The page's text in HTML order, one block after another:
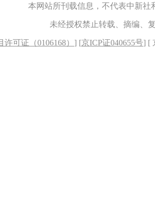
本网站所刊载信息，不代表中新
未经授权禁止转载、摘编、
可证（0106168） ] [京ICP证040655号] [